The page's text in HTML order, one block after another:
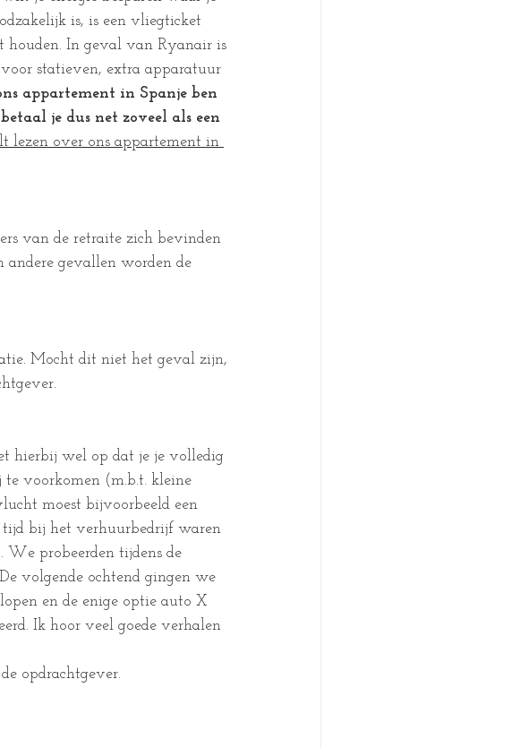
is, is een vliegticket
houden. In geval van Ryanair is
statieven, extra apparatuur
appartement in Spanje ben
je dus net zoveel als een
lezen over ons appartement in
van de retraite zich bevinden
andere gevallen worden de
Mocht dit niet het geval zijn,
hierbij wel op dat je je volledig
voorkomen (m.b.t. kleine
moest bijvoorbeeld een
tijd bij het verhuurbedrijf waren
probeerden tijdens de
volgende ochtend gingen we
en de enige optie auto X
Ik hoor veel goede verhalen
opdrachtgever.